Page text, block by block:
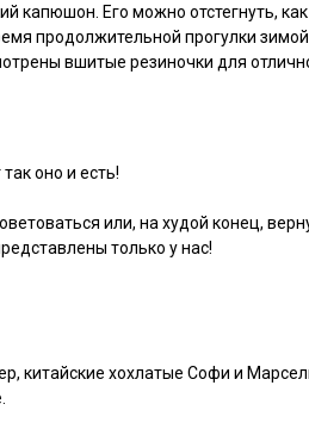
капюшон. Его можно отстегнуть,
продолжительной прогулки
вшитые резиночки для
оно и есть!
или, на худой конец,
только у нас!
китайские хохлатые Софи и